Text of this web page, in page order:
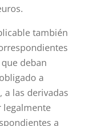
también
deban
a
a las derivadas
legalmente
a